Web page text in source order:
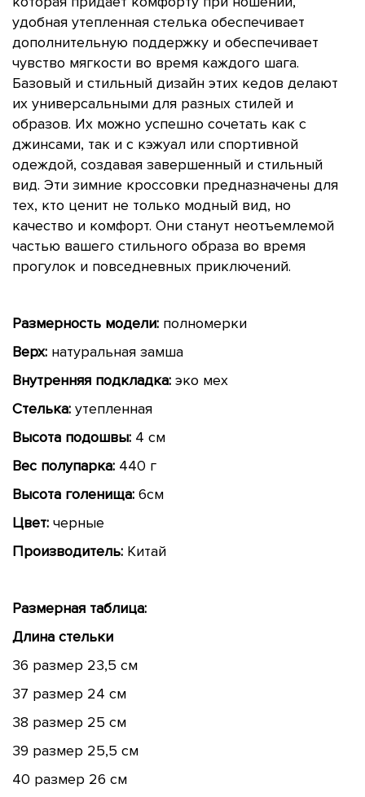
удобная утепленная стелька обеспечивает
дополнительную поддержку и обеспечивает
чувство мягкости во время каждого шага.
Базовый и стильный дизайн этих кедов делают
их универсальными для разных стилей и
образов. Их можно успешно сочетать как с
джинсами, так и с кэжуал или спортивной
одеждой, создавая завершенный и стильный
вид. Эти зимние кроссовки предназначены для
тех, кто ценит не только модный вид, но
качество и комфорт. Они станут неотъемлемой
частью вашего стильного образа во время
прогулок и повседневных приключений.
Размерность модели: полномерки
Верх: натуральная замша
Внутренняя подкладка: эко мех
Стелька: утепленная
Высота подошвы: 4 см
Вес полупарка: 440 г
Высота голенища: 6см
Цвет: черные
Производитель: Китай
Размерная таблица:
Длина стельки
36 размер 23,5 см
37 размер 24 см
38 размер 25 см
39 размер 25,5 см
40 размер 26 см